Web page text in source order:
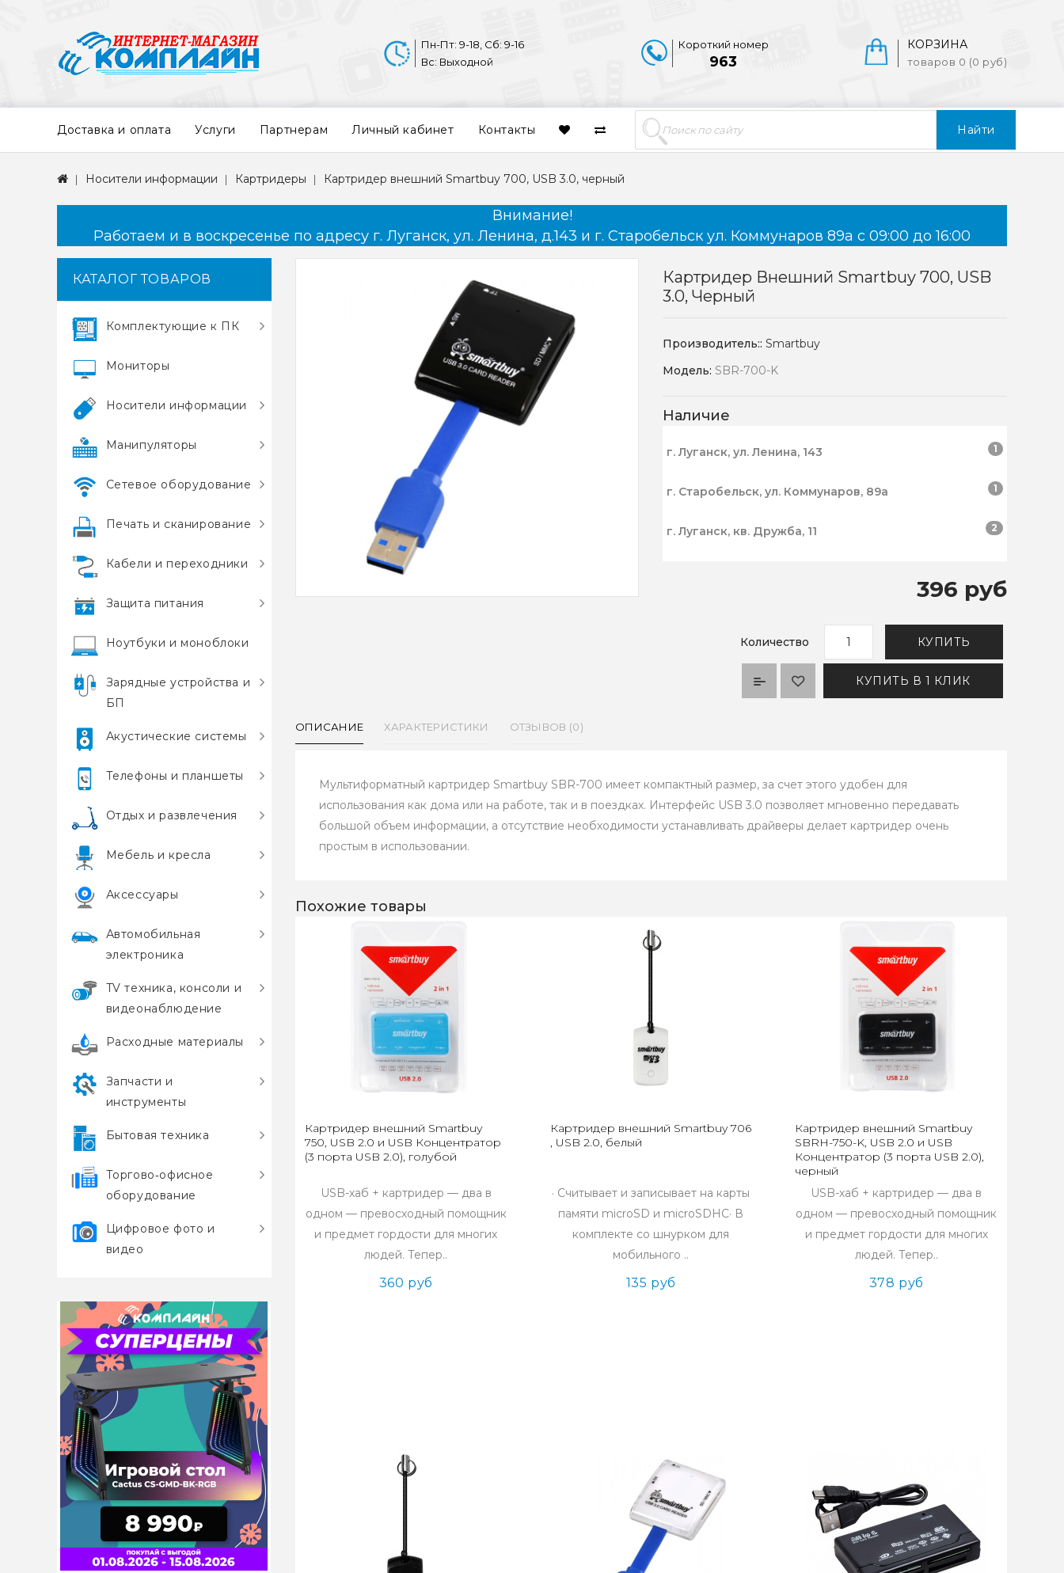
Найти
КОРЗИНА
товаров 0 (0 руб)
Короткий номер
963
Пн-Пт: 9-18, Сб: 9-16
Вс: Выходной
Доставка и оплата Услуги Партнерам Личный кабинет Контакты
Носители информации Картридеры Картридер внешний Smartbuy 700, USB 3.0, черный
Внимание!
Работаем и в воскресенье по адресу г. Луганск, ул. Ленина, д.143 и г. Старобельск ул. Коммунаров 89а с 09:00 до 16:00
КАТАЛОГ ТОВАРОВ
Комплектующие к ПК
Мониторы
Носители информации
Манипуляторы
Сетевое оборудование
Печать и сканирование
Кабели и переходники
Защита питания
Ноутбуки и моноблоки
Зарядные устройства и
БП
Акустические системы
Телефоны и планшеты
Отдых и развлечения
Мебель и кресла
Аксессуары
Автомобильная
электроника
TV техника, консоли и
видеонаблюдение
Расходные материалы
Запчасти и
инструменты
Бытовая техника
Торгово‑офисное
оборудование
Цифровое фото и
видео
Картридер Внешний Smartbuy 700, USB
3.0, Черный
Производитель::Smartbuy
Модель: SBR-700-K
Наличие
г. Луганск, ул. Ленина, 143 1
г. Старобельск, ул. Коммунаров, 89а 1
г. Луганск, кв. Дружба, 11 2
396 руб
Количество КУПИТЬ
КУПИТЬ В 1 КЛИК
ОПИСАНИЕ ХАРАКТЕРИСТИКИ ОТЗЫВОВ (0)
Мультиформатный картридер Smartbuy SBR-700 имеет компактный размер, за счет этого удобен для
использования как дома или на работе, так и в поездках. Интерфейс USB 3.0 позволяет мгновенно передавать
большой объем информации, а отсутствие необходимости устанавливать драйверы делает картридер очень
простым в использовании.
Похожие товары
Картридер внешний Smartbuy
750, USB 2.0 и USB Концентратор
(3 порта USB 2.0), голубой
USB-хаб + картридер — два в
одном — превосходный помощник
и предмет гордости для многих
людей. Тепер..
360 руб
Картридер внешний Smartbuy 706
, USB 2.0, белый
· Считывает и записывает на карты
памяти microSD и microSDHC· В
комплекте со шнурком для
мобильного ..
135 руб
Картридер внешний Smartbuy
SBRH-750-K, USB 2.0 и USB
Концентратор (3 порта USB 2.0),
черный
USB-хаб + картридер — два в
одном — превосходный помощник
и предмет гордости для многих
людей. Тепер..
378 руб